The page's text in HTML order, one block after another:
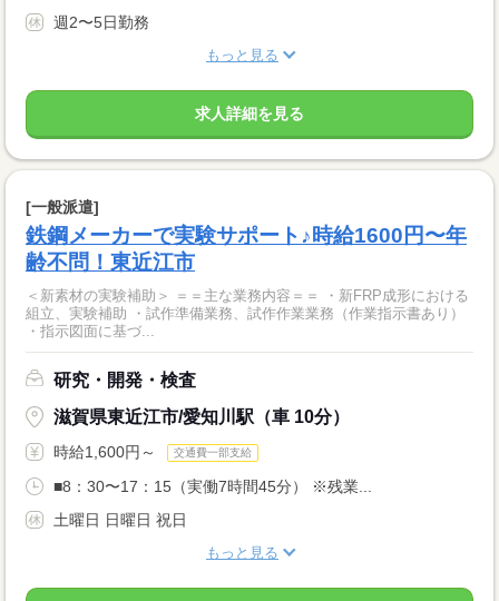
週2〜5日勤務
もっと見る
求人詳細を見る
[一般派遣]
鉄鋼メーカーで実験サポート♪時給1600円〜年
齢不問！東近江市
＜新素材の実験補助＞ ＝＝主な業務内容＝＝ ・新FRP成形における
組立、実験補助 ・試作準備業務、試作作業業務（作業指示書あり）
・指示図面に基づ...
研究・開発・検査
滋賀県東近江市/愛知川駅（車 10分）
時給1,600円～ 交通費一部支給
■8：30〜17：15（実働7時間45分） ※残業...
土曜日 日曜日 祝日
もっと見る